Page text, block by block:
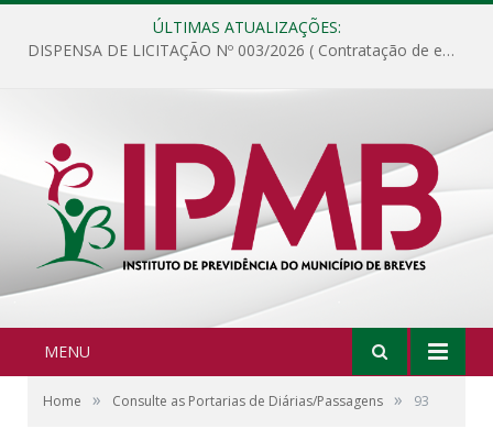
ÚLTIMAS ATUALIZAÇÕES:
DISPENSA DE LICITAÇÃO Nº 003/2026 ( Contratação de empresa para fornecimento de gêneros alimentícios não perecíveis, materiais de expediente, descartáveis, copa e cozinha, para análise e posterior publicação.)
MENU
Home » Consulte as Portarias de Diárias/Passagens » 93